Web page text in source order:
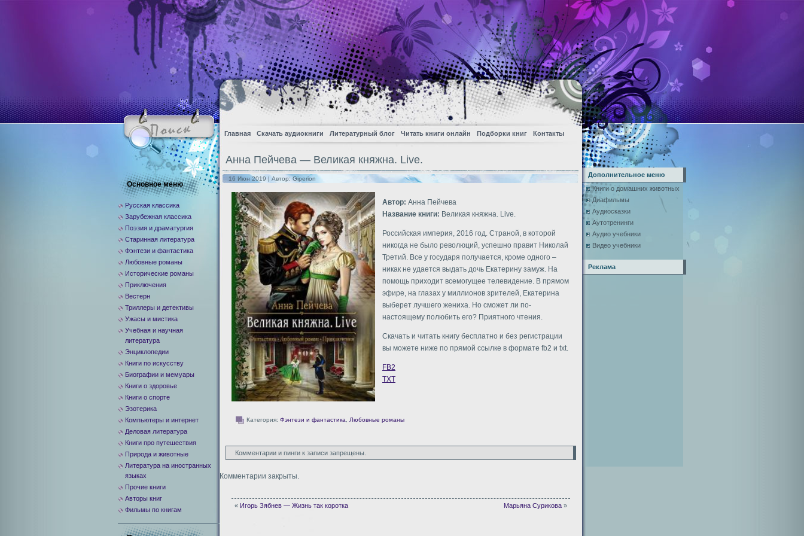
Главная Скачать аудиокниги Литературный блог Читать книги онлайн Подборки книг Контакты
Анна Пейчева — Великая княжна. Live.
16 Июн 2019 | Автор:Giperion
Автор: Анна Пейчева
Название книги: Великая княжна. Live.
Российская империя, 2016 год. Страной, в которой
никогда не было революций, успешно правит Николай
Третий. Все у государя получается, кроме одного –
никак не удается выдать дочь Екатерину замуж. На
помощь приходит всемогущее телевидение. В прямом
эфире, на глазах у миллионов зрителей, Екатерина
выберет лучшего жениха. Но сможет ли по-
настоящему полюбить его? Приятного чтения.
Скачать и читать книгу бесплатно и без регистрации
вы можете ниже по прямой ссылке в формате fb2 и txt.
FB2
TXT
Категория: Фэнтези и фантастика Любовные романы
Комментарии и пинги к записи запрещены.
Комментарии закрыты.
« Игорь Зябнев — Жизнь так коротка Марьяна Сурикова »
Основное меню
Русская классика
Зарубежная классика
Поэзия и драматургия
Старинная литература
Фэнтези и фантастика
Любовные романы
Исторические романы
Приключения
Вестерн
Триллеры и детективы
Ужасы и мистика
Учебная и научная
литература
Энциклопедии
Книги по искусству
Биографии и мемуары
Книги о здоровье
Книги о спорте
Эзотерика
Компьютеры и интернет
Деловая литература
Книги про путешествия
Природа и животные
Литература на иностранных
языках
Прочие книги
Авторы книг
Фильмы по книгам
Дополнительное меню
Книги о домашних животных
Диафильмы
Аудиосказки
Аутотренинги
Аудио учебники
Видео учебники
Реклама